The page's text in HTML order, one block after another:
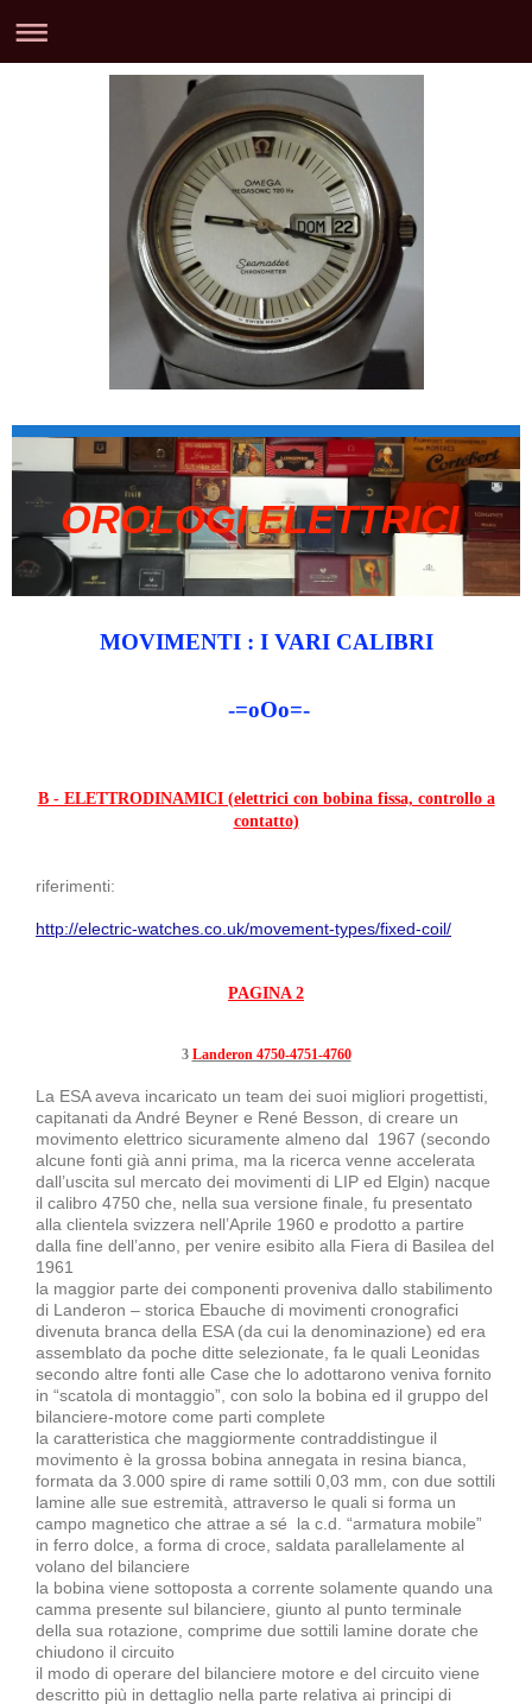
OROLOGI ELETTRICI
MOVIMENTI : I VARI CALIBRI
-=oOo=-
B - ELETTRODINAMICI (elettrici con bobina fissa, controllo a
contatto)
riferimenti:
http://electric-watches.co.uk/movement-types/fixed-coil/
PAGINA 2
3 Landeron 4750-4751-4760
La ESA aveva incaricato un team dei suoi migliori progettisti,
capitanati da André Beyner e René Besson, di creare un
movimento elettrico sicuramente almeno dal 1967 (secondo
alcune fonti già anni prima, ma la ricerca venne accelerata
dall’uscita sul mercato dei movimenti di LIP ed Elgin) nacque
il calibro 4750 che, nella sua versione finale, fu presentato
alla clientela svizzera nell’Aprile 1960 e prodotto a partire
dalla fine dell’anno, per venire esibito alla Fiera di Basilea del
1961
la maggior parte dei componenti proveniva dallo stabilimento
di Landeron – storica Ebauche di movimenti cronografici
divenuta branca della ESA (da cui la denominazione) ed era
assemblato da poche ditte selezionate, fa le quali Leonidas
secondo altre fonti alle Case che lo adottarono veniva fornito
in “scatola di montaggio”, con solo la bobina ed il gruppo del
bilanciere-motore come parti complete
la caratteristica che maggiormente contraddistingue il
movimento è la grossa bobina annegata in resina bianca,
formata da 3.000 spire di rame sottili 0,03 mm, con due sottili
lamine alle sue estremità, attraverso le quali si forma un
campo magnetico che attrae a sé la c.d. “armatura mobile”
in ferro dolce, a forma di croce, saldata parallelamente al
volano del bilanciere
la bobina viene sottoposta a corrente solamente quando una
camma presente sul bilanciere, giunto al punto terminale
della sua rotazione, comprime due sottili lamine dorate che
chiudono il circuito
il modo di operare del bilanciere motore e del circuito viene
descritto più in dettaglio nella parte relativa ai principi di